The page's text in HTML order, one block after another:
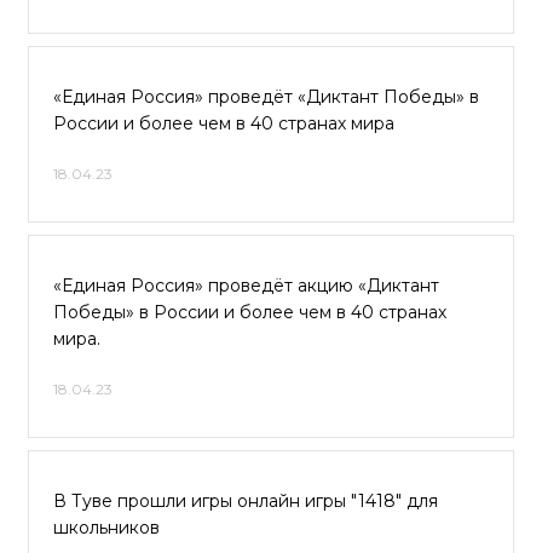
«Единая Россия» проведёт «Диктант Победы» в
России и более чем в 40 странах мира
18.04.23
«Единая Россия» проведёт акцию «Диктант
Победы» в России и более чем в 40 странах
мира.
18.04.23
В Туве прошли игры онлайн игры "1418" для
школьников